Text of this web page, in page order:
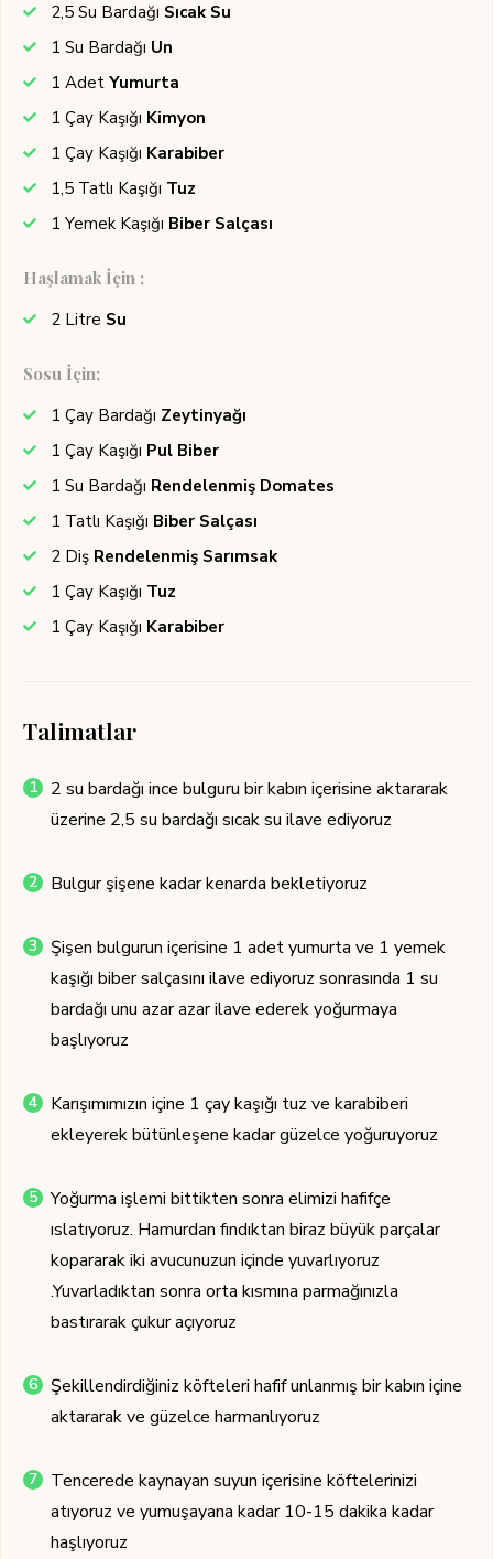
2,5 Su Bardağı Sıcak Su
1 Su Bardağı Un
1 Adet Yumurta
1 Çay Kaşığı Kimyon
1 Çay Kaşığı Karabiber
1,5 Tatlı Kaşığı Tuz
1 Yemek Kaşığı Biber Salçası
Haşlamak İçin ;
2 Litre Su
Sosu İçin;
1 Çay Bardağı Zeytinyağı
1 Çay Kaşığı Pul Biber
1 Su Bardağı Rendelenmiş Domates
1 Tatlı Kaşığı Biber Salçası
2 Diş Rendelenmiş Sarımsak
1 Çay Kaşığı Tuz
1 Çay Kaşığı Karabiber
Talimatlar
2 su bardağı ince bulguru bir kabın içerisine aktararak
üzerine 2,5 su bardağı sıcak su ilave ediyoruz
Bulgur şişene kadar kenarda bekletiyoruz
Şişen bulgurun içerisine 1 adet yumurta ve 1 yemek
kaşığı biber salçasını ilave ediyoruz sonrasında 1 su
bardağı unu azar azar ilave ederek yoğurmaya
başlıyoruz
Karışımımızın içine 1 çay kaşığı tuz ve karabiberi
ekleyerek bütünleşene kadar güzelce yoğuruyoruz
Yoğurma işlemi bittikten sonra elimizi hafifçe
ıslatıyoruz. Hamurdan fındıktan biraz büyük parçalar
kopararak iki avucunuzun içinde yuvarlıyoruz
.Yuvarladıktan sonra orta kısmına parmağınızla
bastırarak çukur açıyoruz
Şekillendirdiğiniz köfteleri hafif unlanmış bir kabın içine
aktararak ve güzelce harmanlıyoruz
Tencerede kaynayan suyun içerisine köftelerinizi
atıyoruz ve yumuşayana kadar 10-15 dakika kadar
haşlıyoruz